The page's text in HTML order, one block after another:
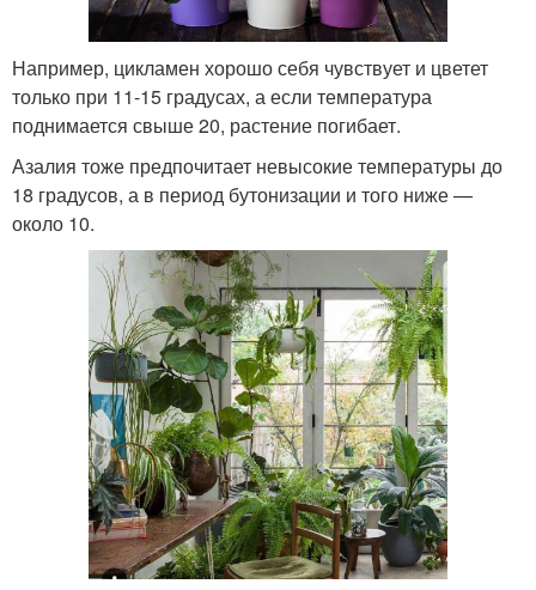
Например, цикламен хорошо себя чувствует и цветет
только при 11-15 градусах, а если температура
поднимается свыше 20, растение погибает.
Азалия тоже предпочитает невысокие температуры до
18 градусов, а в период бутонизации и того ниже —
около 10.